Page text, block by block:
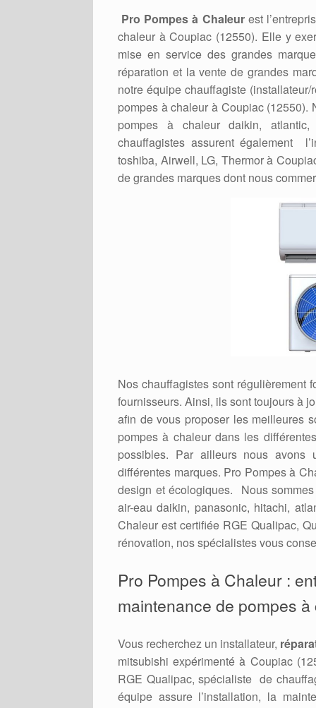
Pro Pompes à Chaleurest
chaleur à Coupiac (12550). Elle y
mise en service des grandes
réparation et la vente de grandes
notre équipe chauffagiste
pompes à chaleur à Coupiac (12550).
pompes à chaleur daikin,
chauffagistes assurent également
toshiba, Airwell, LG, Thermor à
de grandes marques dont nous
Nos chauffagistes sont régulièrement
fournisseurs. Ainsi, ils sont toujours à
afin de vous proposer les meilleures
pompes à chaleur dans les
possibles. Par ailleurs nous avons
différentes marques. Pro Pompes à
design et écologiques. Nous
air-eau daikin, panasonic, hitachi,
Chaleur est certifiée RGE Qualipac,
rénovation, nos spécialistes vous
Pro Pompes à Chaleur :
maintenance de pompes
Vous recherchez un installateur,
mitsubishi expérimenté à Coupiac
RGE Qualipac, spécialiste de
équipe assure l’installation, la